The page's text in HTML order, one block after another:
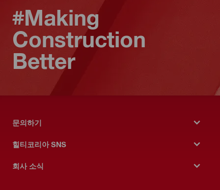
#Making
Construction
Better
문의하기
힐티코리아 SNS
회사 소식